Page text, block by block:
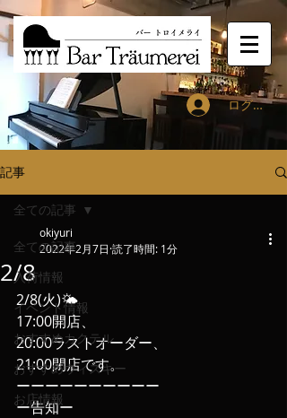
ログイン
記事
全ての記事
入荷情報
イベント情報
おすすめカクテル
おすすめウィスキー
お店情報
全ての記事
2/8
okiyuri
2022年2月7日 読了時間: 1分
2/8(火)🌤
17:00開店、
20:00ラストオーダー、
21:00閉店です。
ーーーーーーーーーー
ー告知ー